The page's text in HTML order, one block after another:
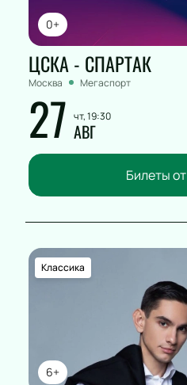
0+
ЦСКА - СПАРТАК
Москва Мегаспорт
27 чт, 19:30
АВГ
Билеты от
6+
Классика